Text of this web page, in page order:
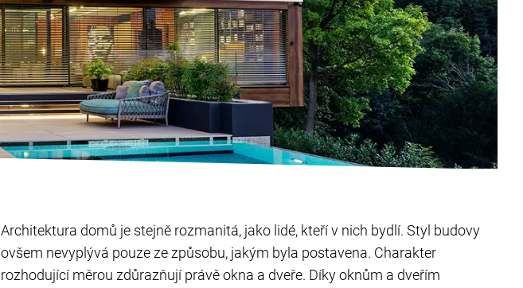
Architektura domů je stejně rozmanitá, jako lidé, kteří v nich bydlí. Styl budovy
ovšem nevyplývá pouze ze způsobu, jakým byla postavena. Charakter
rozhodující měrou zdůrazňují právě okna a dveře. Díky oknům a dveřím